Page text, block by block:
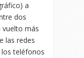
a
dos
vuelto más
las redes
los teléfonos